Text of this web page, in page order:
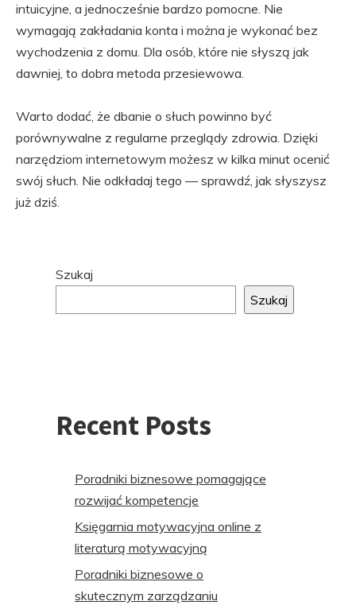
intuicyjne, a jednocześnie bardzo pomocne. Nie
wymagają zakładania konta i można je wykonać bez
wychodzenia z domu. Dla osób, które nie słyszą jak
dawniej, to dobra metoda przesiewowa.
Warto dodać, że dbanie o słuch powinno być
porównywalne z regularne przeglądy zdrowia. Dzięki
narzędziom internetowym możesz w kilka minut ocenić
swój słuch. Nie odkładaj tego — sprawdź, jak słyszysz
już dziś.
Przejdź
stopki
Szukaj
Szukaj
Recent Posts
Poradniki biznesowe pomagające
rozwijać kompetencje
Księgarnia motywacyjna online z
literaturą motywacyjną
Poradniki biznesowe o
skutecznym zarządzaniu